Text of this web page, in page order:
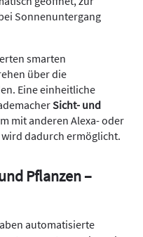
Sonnenuntergang
smarten
über die
Eine einheitliche
Sicht- und
mit anderen Alexa- oder
dadurch ermöglicht.
Pflanzen –
automatisierte